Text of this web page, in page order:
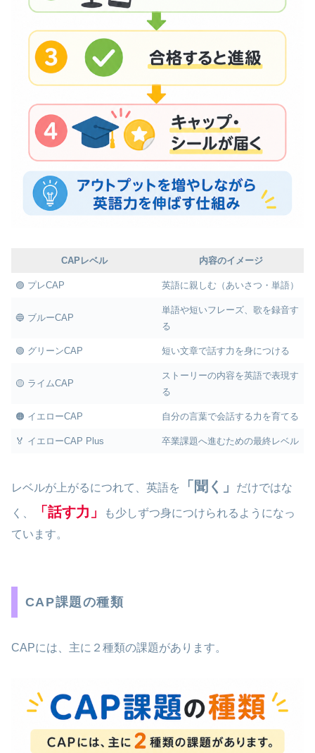
CAPレベル 内容のイメージ
🟣 プレCAP 英語に親しむ（あいさつ・単語）
🔵 ブルーCAP
単語や短いフレーズ、歌を録音す
る
🟢 グリーンCAP 短い文章で話す力を身につける
🟡 ライムCAP
ストーリーの内容を英語で表現す
る
🟠 イエローCAP 自分の言葉で会話する力を育てる
🏅 イエローCAP Plus 卒業課題へ進むための最終レベル
レベルが上がるにつれて、英語を 「聞く」 だけではな
く、 「話す力」
も少しずつ身につけられるようになっ
ています。
CAP課題の種類
CAPには、主に２種類の課題があります。